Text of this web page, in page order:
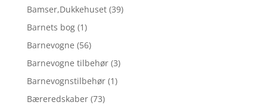
Bamser,Dukkehuset (39)
Barnets bog (1)
Barnevogne (56)
Barnevogne tilbehør (3)
Barnevognstilbehør (1)
Bæreredskaber (73)